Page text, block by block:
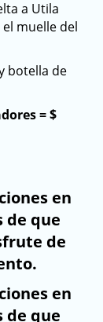
a Utila
muelle del
botella de
= $
en
de que
de
en
de que